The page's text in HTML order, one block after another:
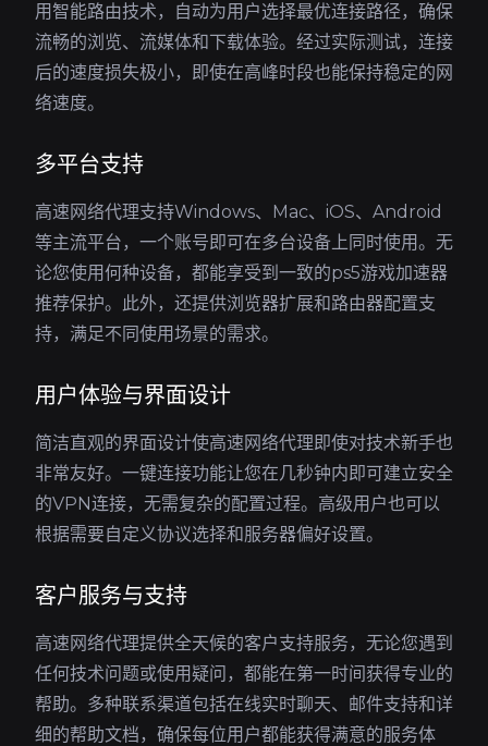
用智能路由技术，自动为用户选择最优连接路径，确保
流畅的浏览、流媒体和下载体验。经过实际测试，连接
后的速度损失极小，即使在高峰时段也能保持稳定的网
络速度。
多平台支持
高速网络代理支持Windows、Mac、iOS、Android
等主流平台，一个账号即可在多台设备上同时使用。无
论您使用何种设备，都能享受到一致的ps5游戏加速器
推荐保护。此外，还提供浏览器扩展和路由器配置支
持，满足不同使用场景的需求。
用户体验与界面设计
简洁直观的界面设计使高速网络代理即使对技术新手也
非常友好。一键连接功能让您在几秒钟内即可建立安全
的VPN连接，无需复杂的配置过程。高级用户也可以
根据需要自定义协议选择和服务器偏好设置。
客户服务与支持
高速网络代理提供全天候的客户支持服务，无论您遇到
任何技术问题或使用疑问，都能在第一时间获得专业的
帮助。多种联系渠道包括在线实时聊天、邮件支持和详
细的帮助文档，确保每位用户都能获得满意的服务体